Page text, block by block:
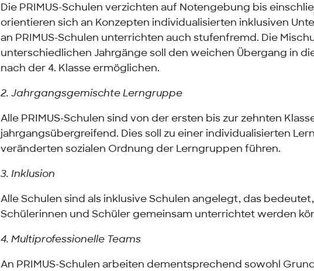
Die PRIMUS-Schulen verzichten auf Notengebung bis
orientieren sich an Konzepten individualisierten inklusiven
an PRIMUS-Schulen unterrichten auch stufenfremd. Die
unterschiedlichen Jahrgänge soll den weichen Übergang in
nach der 4. Klasse ermöglichen.
2. Jahrgangsgemischte Lerngruppe
Alle PRIMUS-Schulen sind von der ersten bis zur zehnten
jahrgangsübergreifend. Dies soll zu einer individualisierten
veränderten sozialen Ordnung der Lerngruppen führen.
3. Inklusion
Alle Schulen sind als inklusive Schulen angelegt, das
Schülerinnen und Schüler gemeinsam unterrichtet werden
4. Multiprofessionelle Teams
An PRIMUS-Schulen arbeiten dementsprechend sowohl